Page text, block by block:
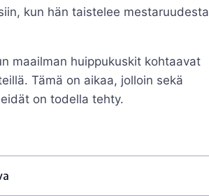
kun hän taistelee mestaruudesta
maailman huippukuskit kohtaavat
Tämä on aikaa, jolloin sekä
on todella tehty.